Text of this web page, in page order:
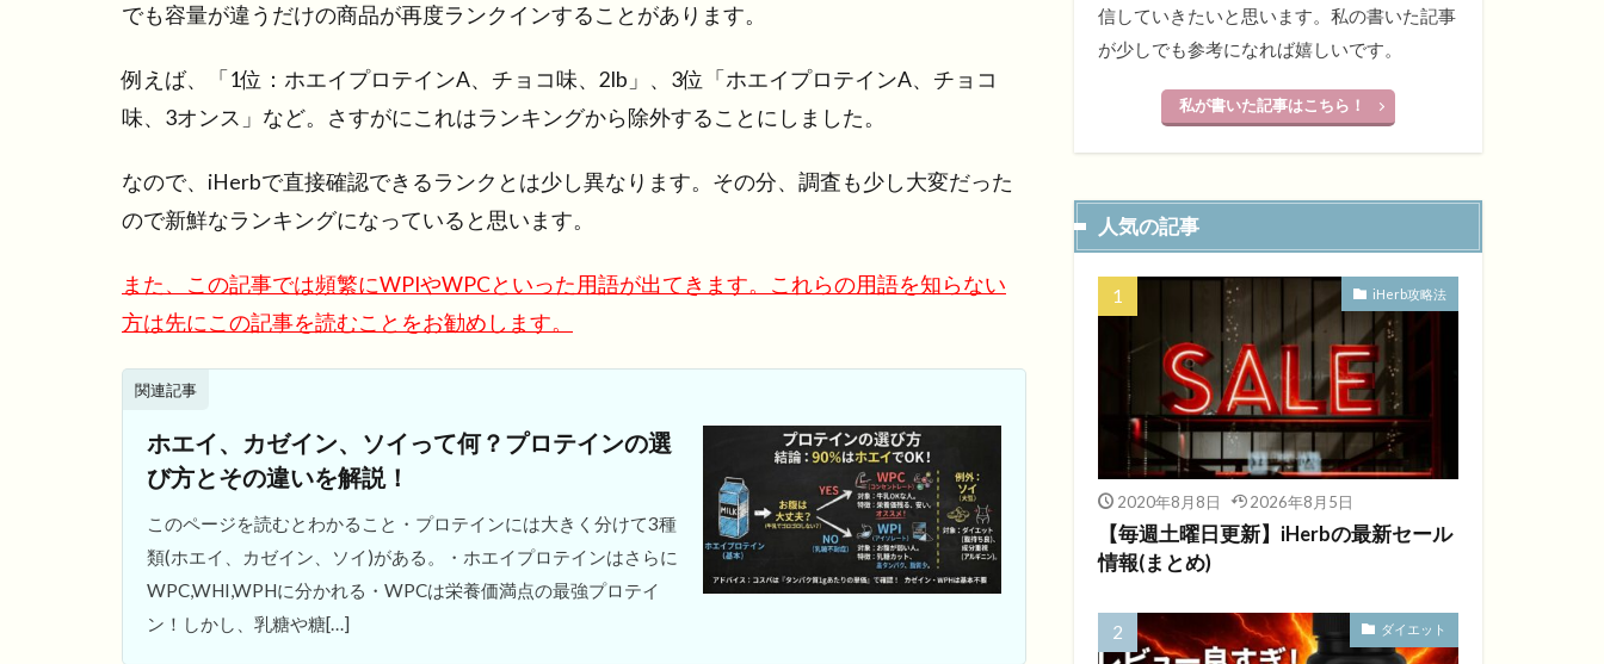
でも容量が違うだけの商品が再度ランクインすることがあります。
例えば、「1位：ホエイプロテインA、チョコ味、2lb」、3位「ホエイプロテインA、チョコ
味、3オンス」など。さすがにこれはランキングから除外することにしました。
なので、iHerbで直接確認できるランクとは少し異なります。その分、調査も少し大変だった
ので新鮮なランキングになっていると思います。
また、この記事では頻繁にWPIやWPCといった用語が出てきます。これらの用語を知らない
方は先にこの記事を読むことをお勧めします。
関連記事
ホエイ、カゼイン、ソイって何？プロテインの選
び方とその違いを解説！
このページを読むとわかること・プロテインには大きく分けて3種
類(ホエイ、カゼイン、ソイ)がある。・ホエイプロテインはさらに
WPC,WHI,WPHに分かれる・WPCは栄養価満点の最強プロテイ
ン！しかし、乳糖や糖[…]
信していきたいと思います。私の書いた記事
が少しでも参考になれば嬉しいです。
私が書いた記事はこちら！
人気の記事
iHerb攻略法
2020年8月8日 2026年8月5日
【毎週土曜日更新】iHerbの最新セール
情報(まとめ)
ダイエット